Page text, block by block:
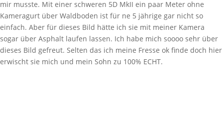
mir musste. Mit einer schweren 5D MkII ein paar Meter ohne
Kameragurt über Waldboden ist für ne 5 jährige gar nicht so
einfach. Aber für dieses Bild hätte ich sie mit meiner Kamera
sogar über Asphalt laufen lassen. Ich habe mich soooo sehr über
dieses Bild gefreut. Selten das ich meine Fresse ok finde doch hier
erwischt sie mich und mein Sohn zu 100% ECHT.